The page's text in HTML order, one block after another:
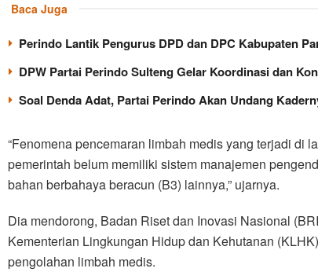
Baca Juga
Perindo Lantik Pengurus DPD dan DPC Kabupaten
DPW Partai Perindo Sulteng Gelar Koordinasi dan
Soal Denda Adat, Partai Perindo Akan Undang
“Fenomena pencemaran limbah medis yang terjadi di
pemerintah belum memiliki sistem manajemen
bahan berbahaya beracun (B3) lainnya,” ujarnya.
Dia mendorong, Badan Riset dan Inovasi Nasional
Kementerian Lingkungan Hidup dan Kehutanan
pengolahan limbah medis.